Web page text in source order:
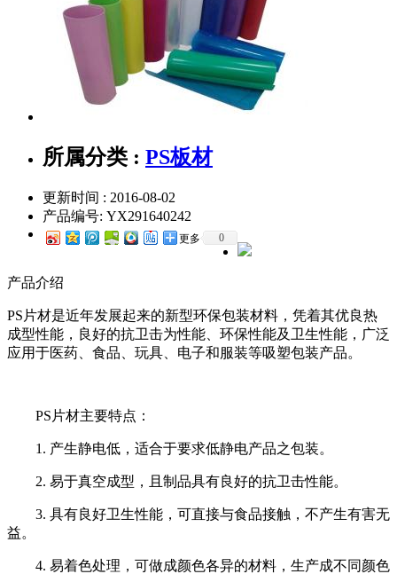
所属分类 : PS板材
更新时间 : 2016-08-02
产品编号: YX291640242
更多 0
产品介绍
PS片材是近年发展起来的新型环保包装材料，凭着其优良热
成型性能，良好的抗卫击为性能、环保性能及卫生性能，广泛
应用于医药、食品、玩具、电子和服装等吸塑包装产品。
PS片材主要特点：
1. 产生静电低，适合于要求低静电产品之包装。
2. 易于真空成型，且制品具有良好的抗卫击性能。
3. 具有良好卫生性能，可直接与食品接触，不产生有害无
益。
4. 易着色处理，可做成颜色各异的材料，生产成不同颜色